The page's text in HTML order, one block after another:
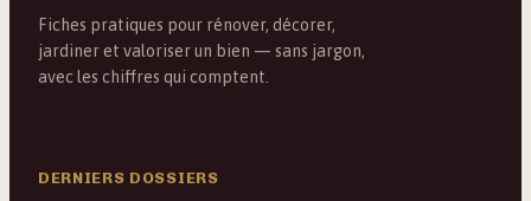
Fiches pratiques pour rénover, décorer,
jardiner et valoriser un bien — sans jargon,
avec les chiffres qui comptent.
DERNIERS DOSSIERS